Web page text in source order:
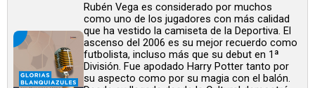
Rubén Vega es considerado por muchos
como uno de los jugadores con más calidad
que ha vestido la camiseta de la Deportiva. El
ascenso del 2006 es su mejor recuerdo como
futbolista, incluso más que su debut en 1ª
División. Fue apodado Harry Potter tanto por
su aspecto como por su magia con el balón.